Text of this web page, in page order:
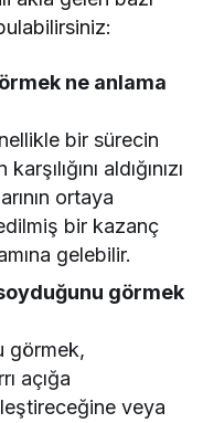
ne anlama
bir sürecin
aldığınızı
ortaya
edilmiş bir kazanç
gelebilir.
görmek
görmek,
açığa
veya